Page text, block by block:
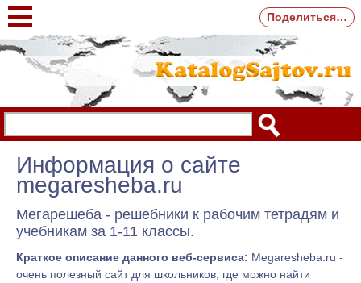
Информация о сайте
megaresheba.ru
Мегарешеба - решебники к рабочим тетрадям и
учебникам за 1-11 классы.
Краткое описание данного веб-сервиса: Megaresheba.ru -
очень полезный сайт для школьников, где можно найти
Поделиться…